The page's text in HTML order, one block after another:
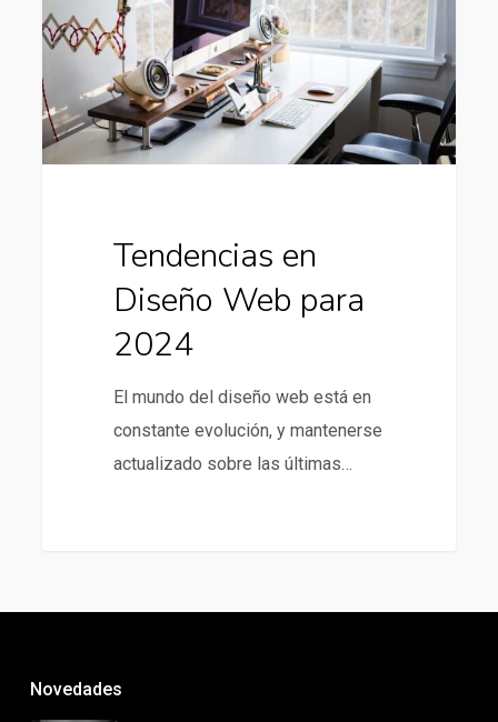
para
Tendencias en
Diseño Web para
2024
El mundo del diseño web está en
constante evolución, y mantenerse
actualizado sobre las últimas…
Novedades